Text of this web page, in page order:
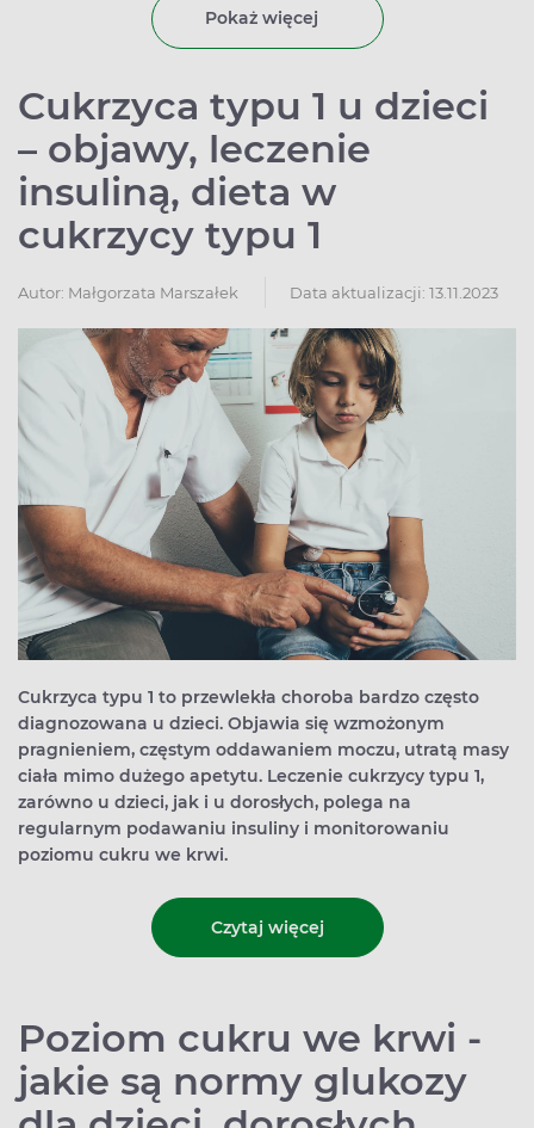
Pokaż więcej
Cukrzyca typu 1 u dzieci
– objawy, leczenie
insuliną, dieta w
cukrzycy typu 1
Autor: Małgorzata Marszałek Data aktualizacji: 13.11.2023
Cukrzyca typu 1 to przewlekła choroba bardzo często
diagnozowana u dzieci. Objawia się wzmożonym
pragnieniem, częstym oddawaniem moczu, utratą masy
ciała mimo dużego apetytu. Leczenie cukrzycy typu 1,
zarówno u dzieci, jak i u dorosłych, polega na
regularnym podawaniu insuliny i monitorowaniu
poziomu cukru we krwi.
Czytaj więcej
Poziom cukru we krwi -
jakie są normy glukozy